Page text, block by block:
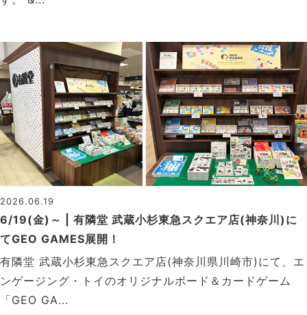
2026.06.19
6/19(金)～ | 有隣堂 武蔵小杉東急スクエア店(神奈川)に
てGEO GAMES展開！
有隣堂 武蔵小杉東急スクエア店(神奈川県川崎市)にて、エ
ンゲージング・トイのオリジナルボード＆カードゲーム
「GEO GA...